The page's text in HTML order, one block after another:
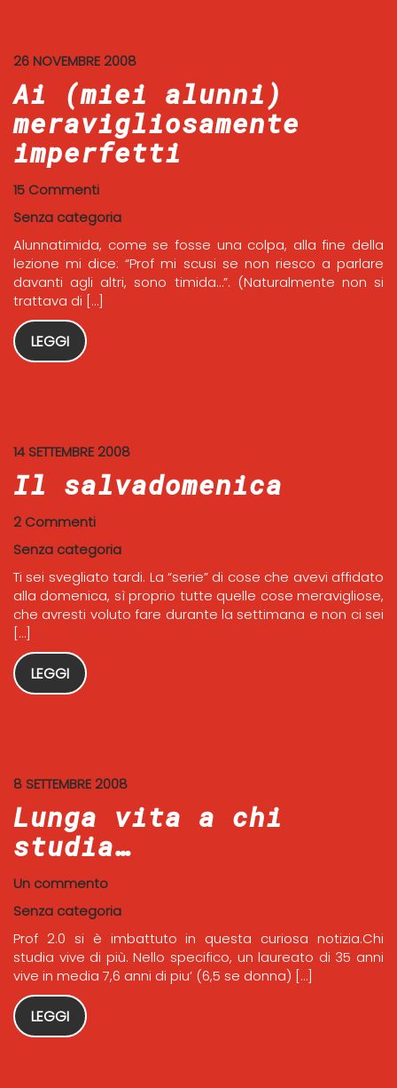
26 NOVEMBRE 2008
Ai (miei alunni)
meravigliosamente
imperfetti
15 Commenti
Senza categoria
Alunnatimida, come se fosse una colpa, alla fine della
lezione mi dice: “Prof mi scusi se non riesco a parlare
davanti agli altri, sono timida…”. (Naturalmente non si
trattava di […]
LEGGI
14 SETTEMBRE 2008
Il salvadomenica
2 Commenti
Senza categoria
Ti sei svegliato tardi. La “serie” di cose che avevi affidato
alla domenica, sì proprio tutte quelle cose meravigliose,
che avresti voluto fare durante la settimana e non ci sei
[…]
LEGGI
8 SETTEMBRE 2008
Lunga vita a chi
studia…
Un commento
Senza categoria
Prof 2.0 si è imbattuto in questa curiosa notizia.Chi
studia vive di più. Nello specifico, un laureato di 35 anni
vive in media 7,6 anni di piu’ (6,5 se donna) […]
LEGGI